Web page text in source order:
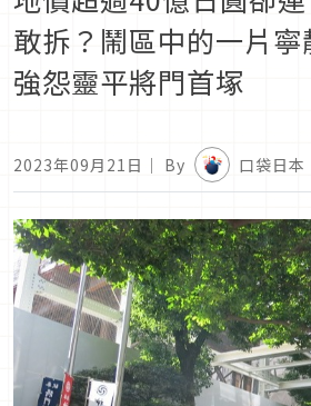
敢拆？鬧區中的一片
強怨靈平將門首塚
2023年09月21日 ｜ By 口袋日本